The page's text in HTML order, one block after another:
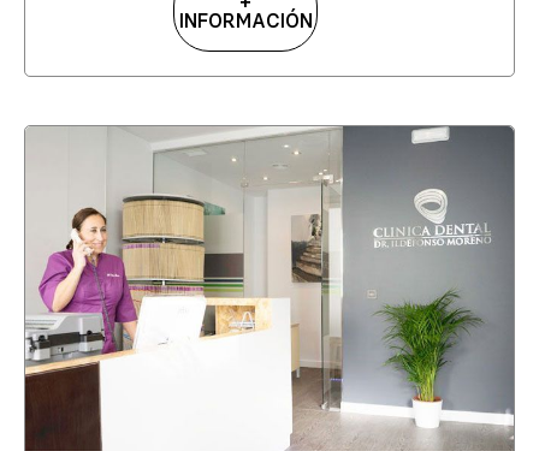
INFORMACIÓN